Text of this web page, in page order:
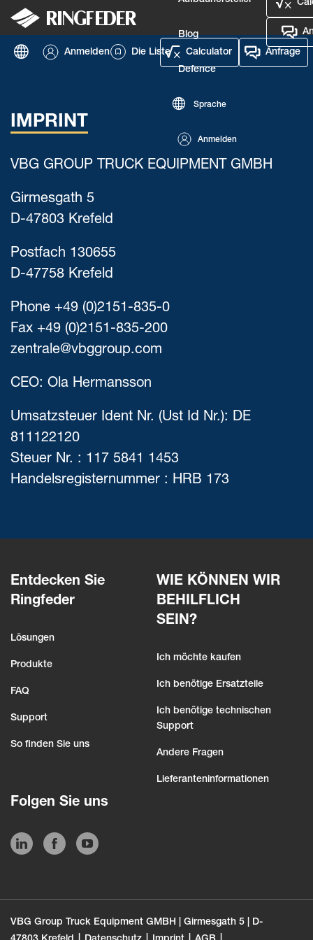
Blog
Defence
Sprache
Anmelden
Anmelden Die Liste Calculator Anfrage
IMPRINT
VBG GROUP TRUCK EQUIPMENT GMBH
Girmesgath 5
D-47803 Krefeld
Postfach 130655
D-47758 Krefeld
Phone +49 (0)2151-835-0
Fax +49 (0)2151-835-200
zentrale@vbggroup.com
CEO: Ola Hermansson
Umsatzsteuer Ident Nr. (Ust Id Nr.): DE
811122120
Steuer Nr. : 117 5841 1453
Handelsregisternummer : HRB 173
Entdecken Sie
Ringfeder
Lösungen
Produkte
FAQ
Support
So finden Sie uns
WIE KÖNNEN WIR
BEHILFLICH
SEIN?
Ich möchte kaufen
Ich benötige Ersatzteile
Ich benötige technischen
Support
Andere Fragen
Lieferanteninformationen
Folgen Sie uns
VBG Group Truck Equipment GMBH | Girmesgath 5 | D-